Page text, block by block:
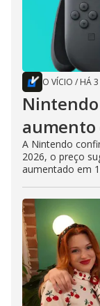
O VÍCIO / HÁ
aumento
A Nintendo
2026, o preço
aumentado em